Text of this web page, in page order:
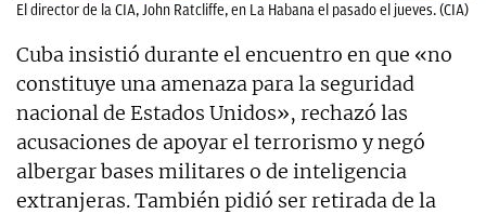
El director de la CIA, John Ratcliffe, en La Habana el pasado el jueves. (CIA)
Cuba insistió durante el encuentro en que «no
constituye una amenaza para la seguridad
nacional de Estados Unidos», rechazó las
acusaciones de apoyar el terrorismo y negó
albergar bases militares o de inteligencia
extranjeras. También pidió ser retirada de la